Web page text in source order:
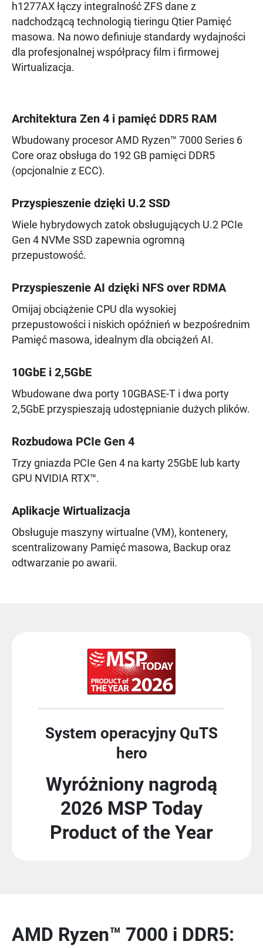
h1277AX łączy integralność ZFS dane z
nadchodzącą technologią tieringu Qtier Pamięć
masowa. Na nowo definiuje standardy wydajności
dla profesjonalnej współpracy film i firmowej
Wirtualizacja.
Architektura Zen 4 i pamięć DDR5 RAM
Wbudowany procesor AMD Ryzen™ 7000 Series 6
Core oraz obsługa do 192 GB pamięci DDR5
(opcjonalnie z ECC).
Przyspieszenie dzięki U.2 SSD
Wiele hybrydowych zatok obsługujących U.2 PCIe
Gen 4 NVMe SSD zapewnia ogromną
przepustowość.
Przyspieszenie AI dzięki NFS over RDMA
Omijaj obciążenie CPU dla wysokiej
przepustowości i niskich opóźnień w bezpośrednim
Pamięć masowa, idealnym dla obciążeń AI.
10GbE i 2,5GbE
Wbudowane dwa porty 10GBASE-T i dwa porty
2,5GbE przyspieszają udostępnianie dużych plików.
Rozbudowa PCIe Gen 4
Trzy gniazda PCIe Gen 4 na karty 25GbE lub karty
GPU NVIDIA RTX™.
Aplikacje Wirtualizacja
Obsługuje maszyny wirtualne (VM), kontenery,
scentralizowany Pamięć masowa, Backup oraz
odtwarzanie po awarii.
System operacyjny QuTS
hero
Wyróżniony nagrodą
2026 MSP Today
Product of the Year
AMD Ryzen™ 7000 i DDR5: